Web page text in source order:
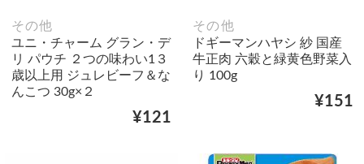
その他
ユニ・チャーム グラン・デ
リ パウチ ２つの味わい1３
歳以上用 ジュレビーフ＆な
んこつ 30g×２
¥121
その他
ドギーマンハヤシ 紗 国産
牛正肉 六穀と緑黄色野菜入
り 100g
¥151